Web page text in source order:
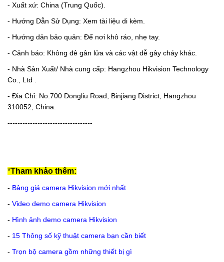
- Xuất xứ: China (Trung Quốc).
- Hướng Dẫn Sử Dụng: Xem tài liệu di kèm.
- Hướng dản bảo quản: Để nơi khô ráo, nhẹ tay.
- Cảnh báo: Không đê gân lửa và các vật dễ gây cháy khác.
- Nhà Sản Xuất/ Nhà cung cấp: Hangzhou Hikvision Technology
Co., Ltd .
- Địa Chỉ: No.700 Dongliu Road, Binjiang District, Hangzhou
310052, China.
----------------------------------
*Tham khảo thêm:
- Bảng giá camera Hikvision mới nhất
- Video demo camera Hikvision
- Hình ảnh demo camera Hikvision
- 15 Thông số kỹ thuật camera bạn cần biết
- Trọn bộ camera gồm những thiết bị gì